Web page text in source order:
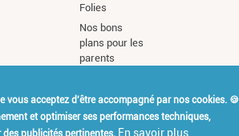
Folies
Nos bons
plans pour les
parents
? Contact
acceptez d'être accompagné par nos cookies. 🍪
et optimiser ses performances techniques,
publicités pertinentes. En savoir plus